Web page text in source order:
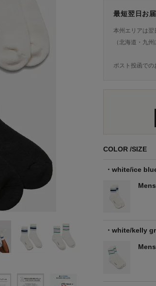
最短翌日お
本州エリアは翌
（北海道・九州
ポスト投函での
COLOR SIZE
white/ice
Mens
white/kelly
Mens